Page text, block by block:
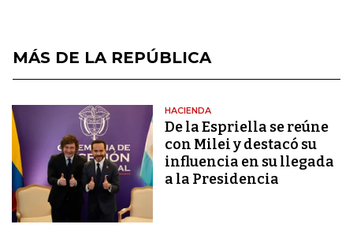
MÁS DE LA REPÚBLICA
HACIENDA
De la Espriella se reúne
con Milei y destacó su
influencia en su llegada
a la Presidencia